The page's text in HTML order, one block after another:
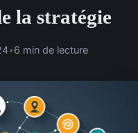
la stratégie
•6 min de lecture